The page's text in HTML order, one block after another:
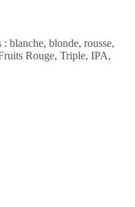
blanche, blonde, rousse,
Rouge, Triple, IPA,